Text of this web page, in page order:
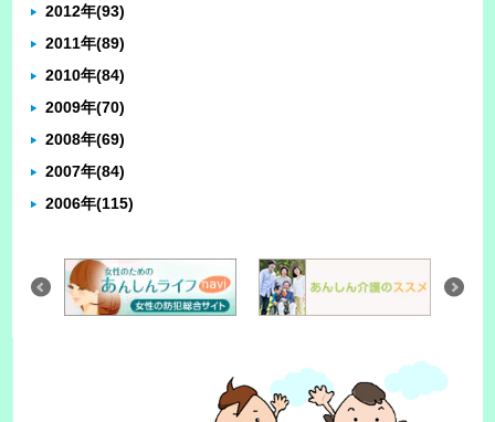
2012年(93)
2011年(89)
2010年(84)
2009年(70)
2008年(69)
2007年(84)
2006年(115)